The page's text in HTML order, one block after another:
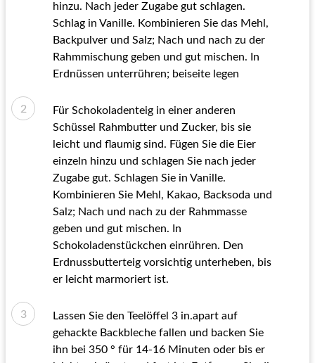
hinzu. Nach jeder Zugabe gut schlagen.
Schlag in Vanille. Kombinieren Sie das Mehl,
Backpulver und Salz; Nach und nach zu der
Rahmmischung geben und gut mischen. In
Erdnüssen unterrühren; beiseite legen
Für Schokoladenteig in einer anderen
Schüssel Rahmbutter und Zucker, bis sie
leicht und flaumig sind. Fügen Sie die Eier
einzeln hinzu und schlagen Sie nach jeder
Zugabe gut. Schlagen Sie in Vanille.
Kombinieren Sie Mehl, Kakao, Backsoda und
Salz; Nach und nach zu der Rahmmasse
geben und gut mischen. In
Schokoladenstückchen einrühren. Den
Erdnussbutterteig vorsichtig unterheben, bis
er leicht marmoriert ist.
Lassen Sie den Teelöffel 3 in.apart auf
gehackte Backbleche fallen und backen Sie
ihn bei 350 ° für 14-16 Minuten oder bis er